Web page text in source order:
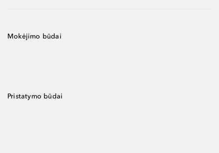
Mokėjimo būdai
Pristatymo būdai